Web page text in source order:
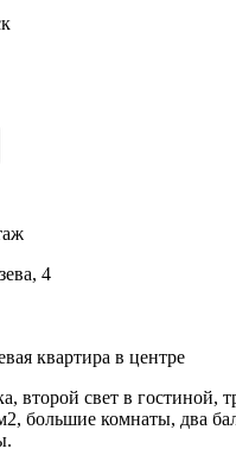
4
квартира в центре
второй свет в гостиной,
большие комнаты, два